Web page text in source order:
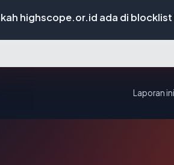
highscope.or.id ada di blocklist
Laporan